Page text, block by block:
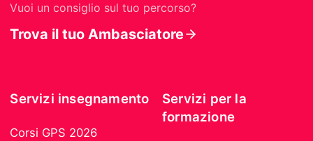
Vuoi un consiglio sul tuo percorso?
Trova il tuo Ambasciatore
Servizi insegnamento
Corsi GPS 2026
Servizi per la
formazione